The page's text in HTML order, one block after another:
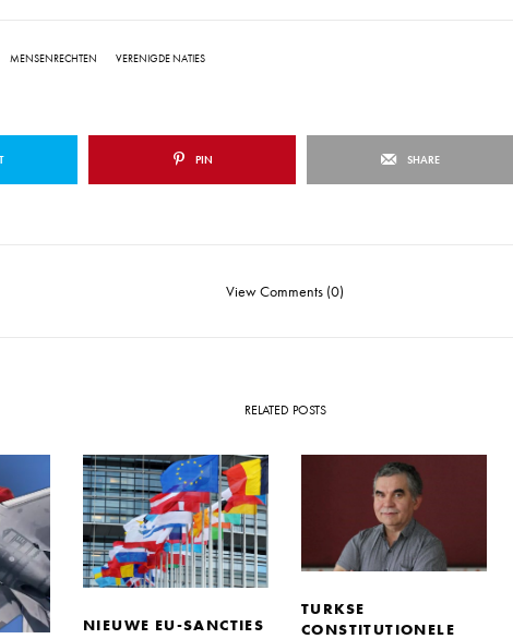
MENSENRECHTEN VERENIGDE NATIES
PIN SHARE
View Comments (0)
RELATED POSTS
NIEUWE EU-SANCTIES
TURKSE
CONSTITUTIONELE